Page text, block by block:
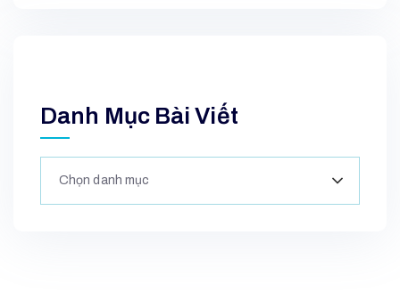
Danh Mục Bài Viết
Chọn danh mục